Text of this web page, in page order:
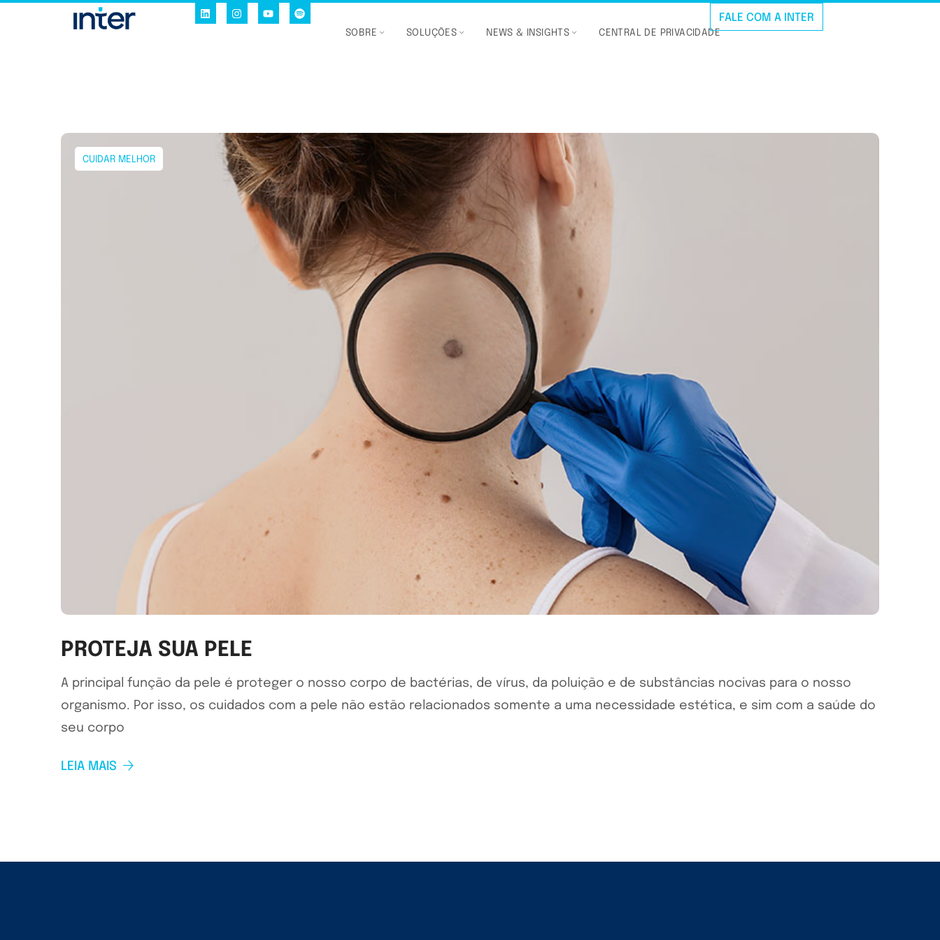
SOBRE SOLUÇÕES NEWS & INSIGHTS CENTRAL DE PRIVACIDADE
FALE COM A INTER
CUIDAR MELHOR
PROTEJA SUA PELE
A principal função da pele é proteger o nosso corpo de bactérias, de vírus, da poluição e de substâncias nocivas para o nosso
organismo. Por isso, os cuidados com a pele não estão relacionados somente a uma necessidade estética, e sim com a saúde do
seu corpo
LEIA MAIS